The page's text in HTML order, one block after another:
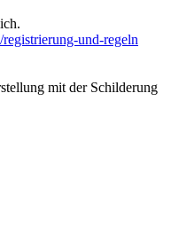
registrierung-und-regeln
mit der Schilderung